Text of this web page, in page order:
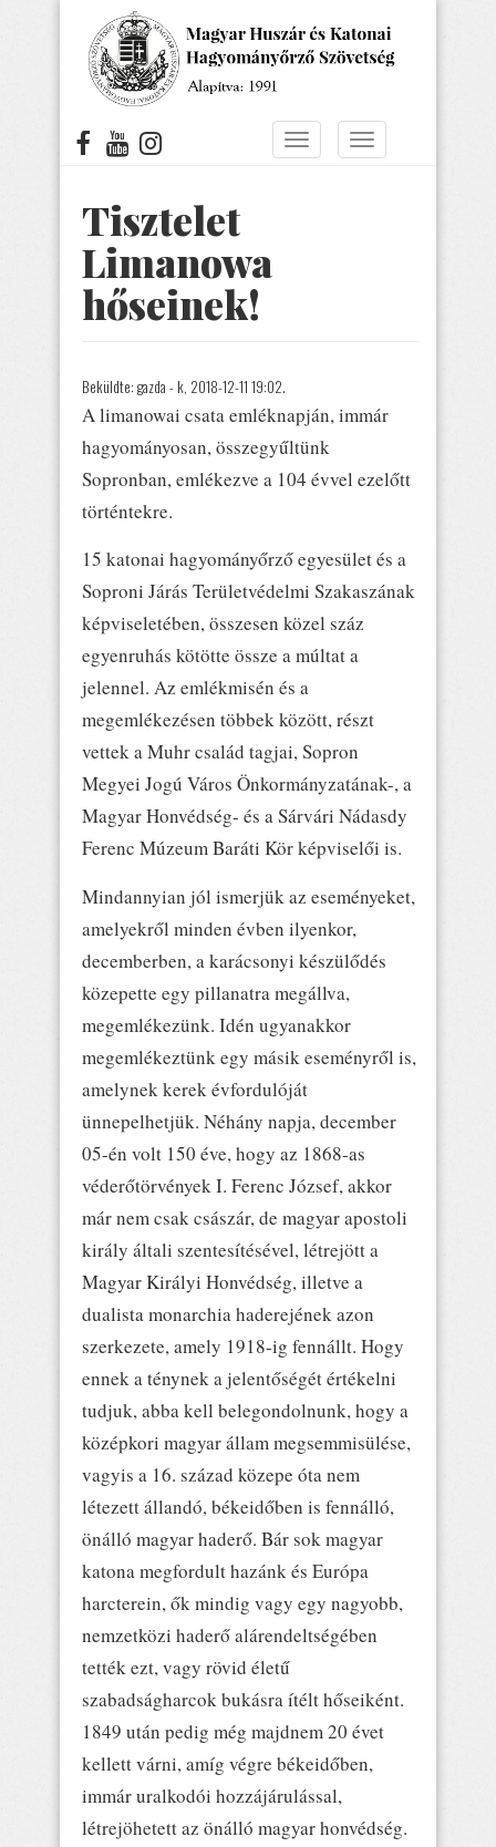
Navigáció
Navigáció
Tisztelet
Limanowa
hőseinek!
Beküldte: gazda - k, 2018-12-11 19:02.
A limanowai csata emléknapján, immár
hagyományosan, összegyűltünk
Sopronban, emlékezve a 104 évvel ezelőtt
történtekre.
15 katonai hagyományőrző egyesület és a
Soproni Járás Területvédelmi Szakaszának
képviseletében, összesen közel száz
egyenruhás kötötte össze a múltat a
jelennel. Az emlékmisén és a
megemlékezésen többek között, részt
vettek a Muhr család tagjai, Sopron
Megyei Jogú Város Önkormányzatának-, a
Magyar Honvédség- és a Sárvári Nádasdy
Ferenc Múzeum Baráti Kör képviselői is.
Mindannyian jól ismerjük az eseményeket,
amelyekről minden évben ilyenkor,
decemberben, a karácsonyi készülődés
közepette egy pillanatra megállva,
megemlékezünk. Idén ugyanakkor
megemlékeztünk egy másik eseményről is,
amelynek kerek évfordulóját
ünnepelhetjük. Néhány napja, december
05-én volt 150 éve, hogy az 1868-as
véderőtörvények I. Ferenc József, akkor
már nem csak császár, de magyar apostoli
király általi szentesítésével, létrejött a
Magyar Királyi Honvédség, illetve a
dualista monarchia haderejének azon
szerkezete, amely 1918-ig fennállt. Hogy
ennek a ténynek a jelentőségét értékelni
tudjuk, abba kell belegondolnunk, hogy a
középkori magyar állam megsemmisülése,
vagyis a 16. század közepe óta nem
létezett állandó, békeidőben is fennálló,
önálló magyar haderő. Bár sok magyar
katona megfordult hazánk és Európa
harcterein, ők mindig vagy egy nagyobb,
nemzetközi haderő alárendeltségében
tették ezt, vagy rövid életű
szabadságharcok bukásra ítélt hőseiként.
1849 után pedig még majdnem 20 évet
kellett várni, amíg végre békeidőben,
immár uralkodói hozzájárulással,
létrejöhetett az önálló magyar honvédség.